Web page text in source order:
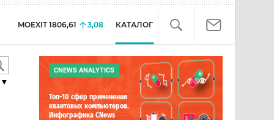
MOEXIT 1806,61 3,08 КАТАЛОГ
CNEWS ANALYTICS
Топ-10 сфер применения
квантовых компьютеров.
Инфографика CNews